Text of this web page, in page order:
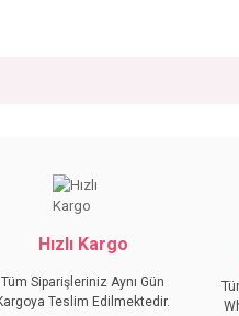
Hızlı Kargo
Tüm Siparişleriniz Aynı Gün
Teslim Edilmektedir.